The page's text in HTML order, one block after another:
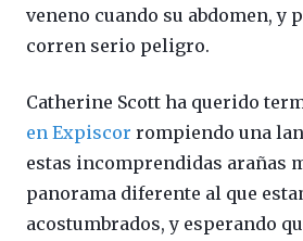
veneno cuando su abdomen, y
corren serio peligro.
Catherine Scott ha querido
en Expiscor rompiendo una
estas incomprendidas arañas
panorama diferente al que
acostumbrados, y esperando